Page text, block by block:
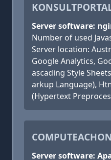
Server software:
Number of used
Server location:
Google Analytics,
ascading Style
arkup Language),
(Hypertext
Server software: